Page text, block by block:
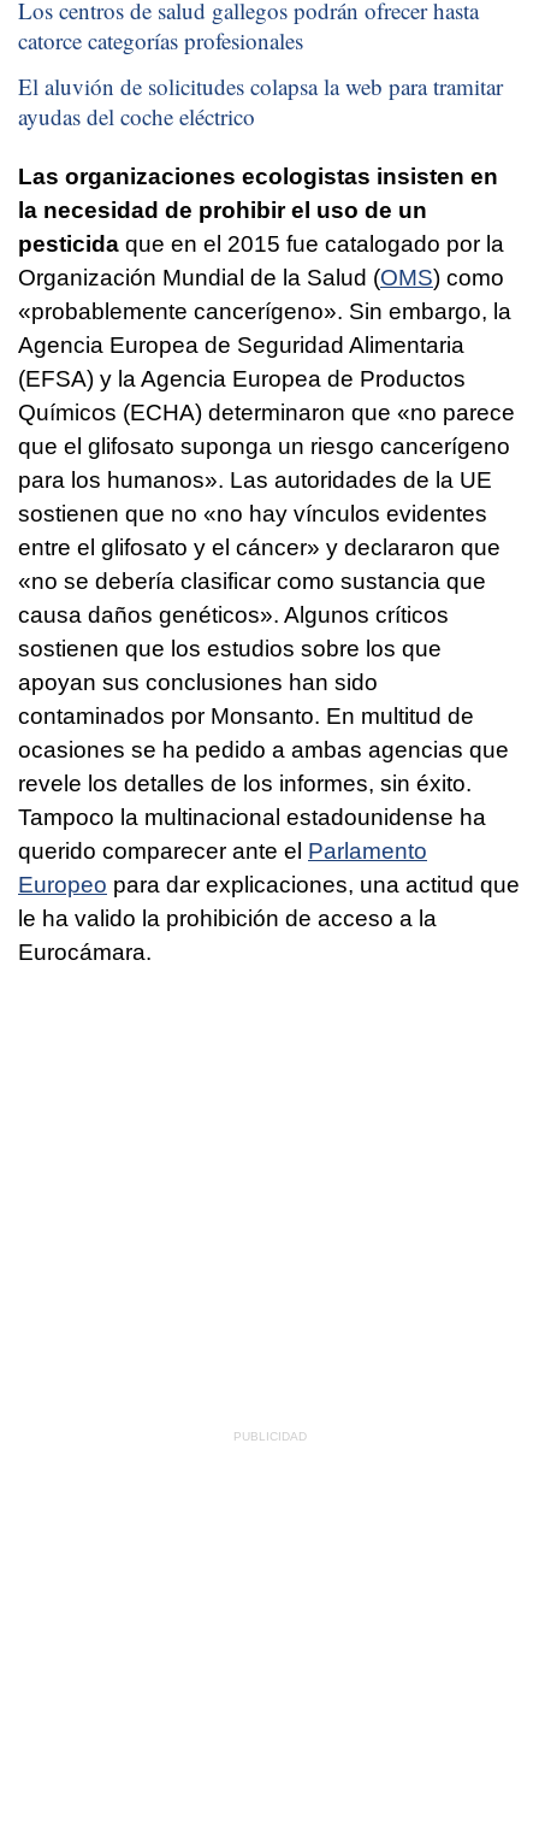
Los centros de salud gallegos podrán ofrecer hasta
catorce categorías profesionales
El aluvión de solicitudes colapsa la web para tramitar
ayudas del coche eléctrico
Las organizaciones ecologistas insisten en
la necesidad de prohibir el uso de un
pesticida que en el 2015 fue catalogado por la
Organización Mundial de la Salud (OMS) como
«probablemente cancerígeno». Sin embargo, la
Agencia Europea de Seguridad Alimentaria
(EFSA) y la Agencia Europea de Productos
Químicos (ECHA) determinaron que «no parece
que el glifosato suponga un riesgo cancerígeno
para los humanos». Las autoridades de la UE
sostienen que no «no hay vínculos evidentes
entre el glifosato y el cáncer» y declararon que
«no se debería clasificar como sustancia que
causa daños genéticos». Algunos críticos
sostienen que los estudios sobre los que
apoyan sus conclusiones han sido
contaminados por Monsanto. En multitud de
ocasiones se ha pedido a ambas agencias que
revele los detalles de los informes, sin éxito.
Tampoco la multinacional estadounidense ha
querido comparecer ante el Parlamento
Europeo para dar explicaciones, una actitud que
le ha valido la prohibición de acceso a la
Eurocámara.